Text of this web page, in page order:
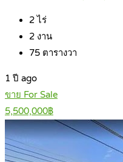
2ไร่
2 งาน
75 ตารางวา
1 ปี ago
ขาย For Sale
5,500,000฿